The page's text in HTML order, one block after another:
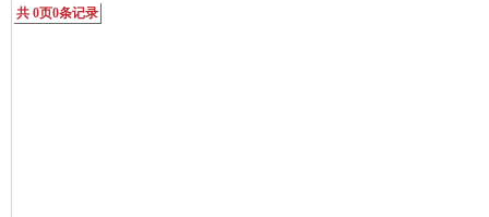
共 0页0条记录